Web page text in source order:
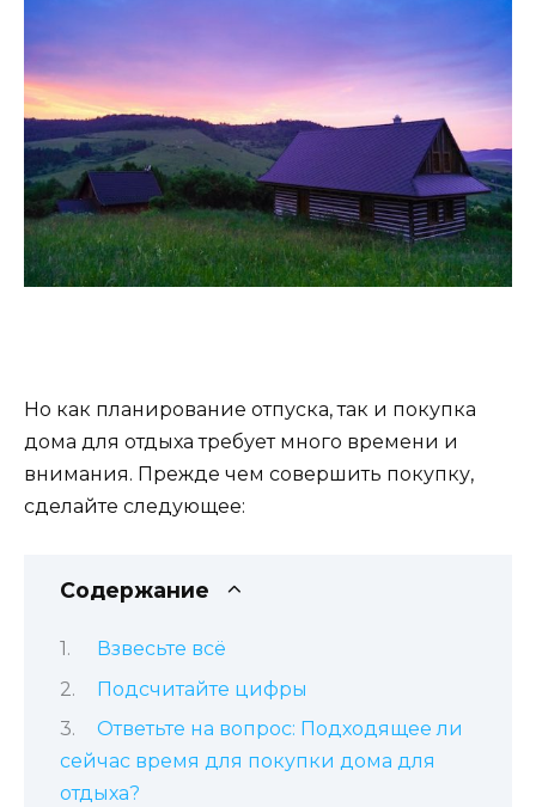
Но как планирование отпуска, так и покупка
дома для отдыха требует много времени и
внимания. Прежде чем совершить покупку,
сделайте следующее:
Содержание
Взвесьте всё
Подсчитайте цифры
Ответьте на вопрос: Подходящее ли
сейчас время для покупки дома для
отдыха?